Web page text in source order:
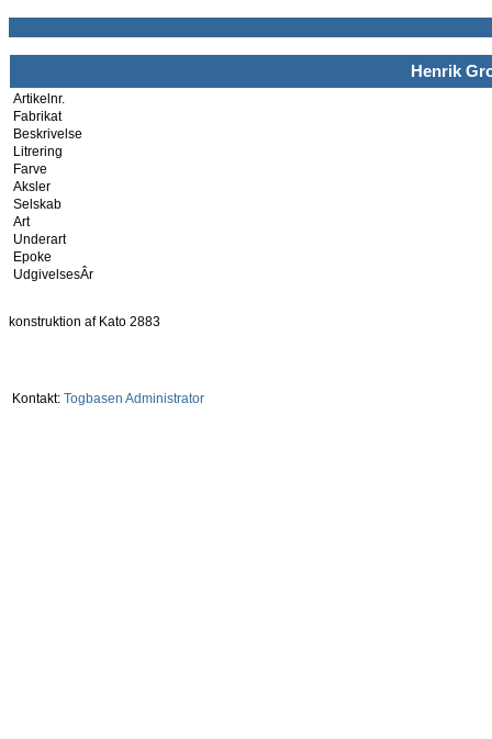
Henrik
Artikelnr.
Fabrikat
Beskrivelse
Litrering
Farve
Aksler
Selskab
Art
Underart
Epoke
UdgivelsesÂr
konstruktion af Kato 2883
Kontakt: Togbasen Administrator